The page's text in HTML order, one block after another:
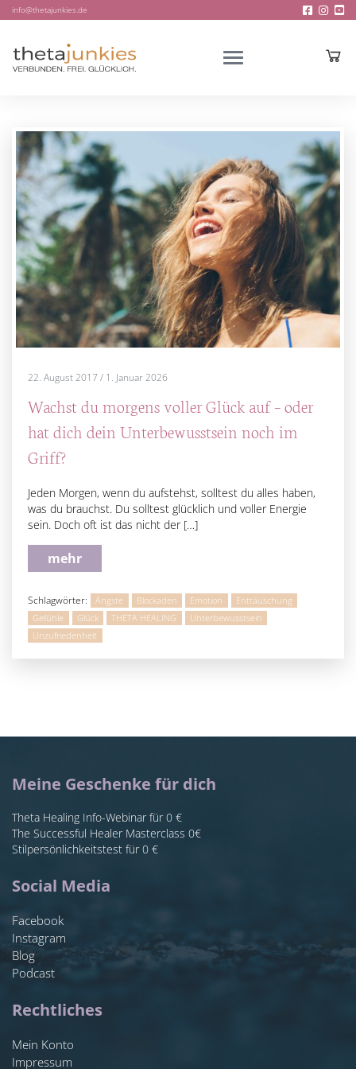
info@thetajunkies.de
22. August 2017 / 1. Januar 2026
Wachst du morgens voller Glück auf – oder
hat dich dein Unterbewusstsein noch im
Griff?
Jeden Morgen, wenn du aufstehst, solltest du alles haben,
was du brauchst. Du solltest glücklich und voller Energie
sein. Doch oft ist das nicht der […]
mehr
Schlagwörter: Ängste Blockaden Emotion
Enttäuschung
Gefühle
Glück THETA HEALING
Unterbewusstsein
Unzufriedenheit
Meine Geschenke für dich
Theta Healing Info-Webinar für 0 €
The Successful Healer Masterclass 0€
Stilpersönlichkeitstest für 0 €
Social Media
Facebook
Instagram
Blog
Podcast
Rechtliches
Mein Konto
Impressum